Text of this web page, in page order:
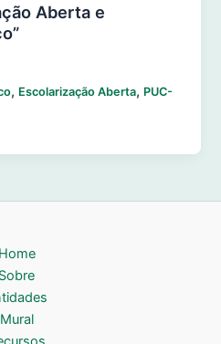
Aberta e
, Escolarização Aberta, PUC-
Home
Sobre
Mural